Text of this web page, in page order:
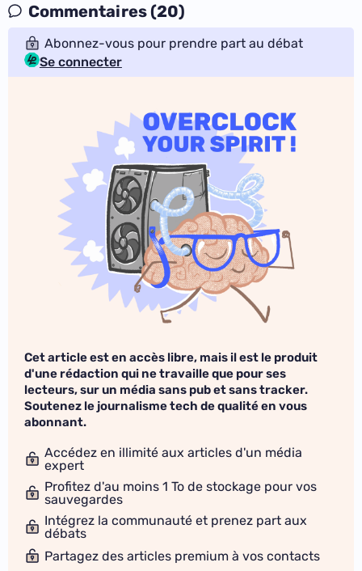
Commentaires (20)
Abonnez-vous pour prendre part au débat
Se connecter
Cet article est en accès libre, mais il est le produit
d'une rédaction qui ne travaille que pour ses
lecteurs, sur un média sans pub et sans tracker.
Soutenez le journalisme tech de qualité en vous
abonnant.
Accédez en illimité aux articles d'un média
expert
Profitez d'au moins 1 To de stockage pour vos
sauvegardes
Intégrez la communauté et prenez part aux
débats
Partagez des articles premium à vos contacts